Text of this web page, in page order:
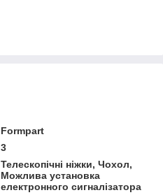
Formpart
3
Телескопічні ніжки, Чохол,
Можлива установка
електронного сигналізатора